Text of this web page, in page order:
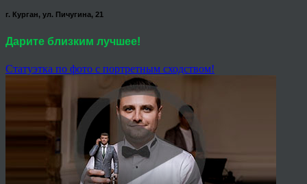
г. Курган, ул. Пичугина, 21
Дарите близким лучшее!
Статуэтка по фото с портретным сходством!